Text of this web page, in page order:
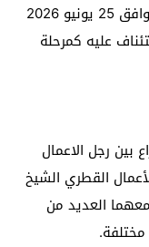
أن الحكم الصادر يوم الخميس الماضي الموافق 25 يونيو 2026
عليه كمرحلة
بين رجل الاعمال
القطري الشيخ
العديد من
مختلفة.